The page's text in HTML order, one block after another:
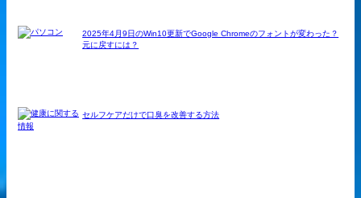
2025年4月9日のWin10更新でGoogle Chromeのフォントが変わった？
元に戻すには？
セルフケアだけで口臭を改善する方法